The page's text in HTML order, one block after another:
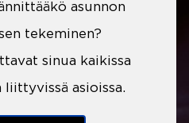
asunnon
tekeminen?
sinua kaikissa
liittyvissä asioissa.